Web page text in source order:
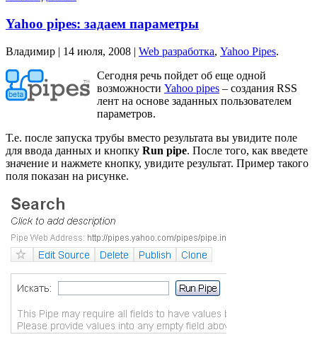
Yahoo pipes: задаем параметры
Владимир | 14 июля, 2008 | Web разработка, Yahoo Pipes.
Сегодня речь пойдет об еще одной
возможности Yahoo pipes – создания RSS
лент на основе заданных пользователем
параметров.
Т.е. после запуска трубы вместо результата вы увидите поле
для ввода данных и кнопку Run pipe. После того, как введете
значение и нажмете кнопку, увидите результат. Пример такого
поля показан на рисунке.